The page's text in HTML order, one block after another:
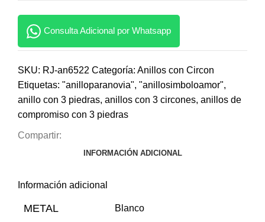
Consulta Adicional por Whatsapp
SKU: RJ-an6522 Categoría: Anillos con Circon
Etiquetas: "anilloparanovia", "anillosimboloamor",
anillo con 3 piedras, anillos con 3 circones, anillos de
compromiso con 3 piedras
Compartir:
INFORMACIÓN ADICIONAL
Información adicional
METAL Blanco